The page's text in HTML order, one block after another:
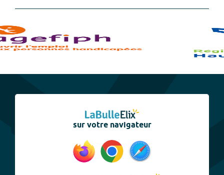
sur votre navigateur